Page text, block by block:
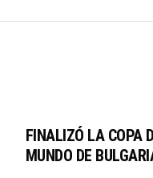
FINALIZÓ LA COPA
MUNDO DE